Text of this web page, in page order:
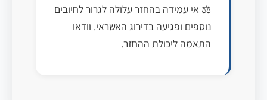
⚖️ אי עמידה בהחזר עלולה לגרור לחיובים
נוספים ופגיעה בדירוג האשראי. וודאו
התאמה ליכולת ההחזר.